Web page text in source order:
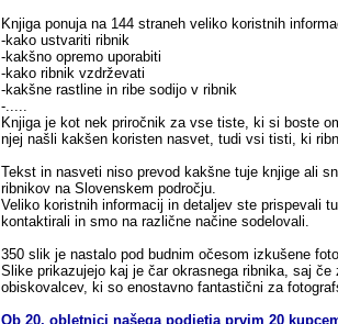
Knjiga ponuja na 144 straneh veliko koristnih
-kako ustvariti ribnik
-kakšno opremo uporabiti
-kako ribnik vzdrževati
-kakšne rastline in ribe sodijo v ribnik
-.....
Knjiga je kot nek priročnik za vse tiste, ki si boste
njej našli kakšen koristen nasvet, tudi vsi tisti, ki
Tekst in nasveti niso prevod kakšne tuje knjige ali
ribnikov na Slovenskem področju.
Veliko koristnih informacij in detaljev ste prispevali
kontaktirali in smo na različne načine sodelovali.
350 slik je nastalo pod budnim očesom izkušene
Slike prikazujejo kaj je čar okrasnega ribnika, saj
obiskovalcev, ki so enostavno fantastični za
Ob 20. obletnici našega podjetja prvim 20